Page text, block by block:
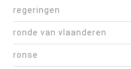
regeringen
ronde van vlaanderen
ronse